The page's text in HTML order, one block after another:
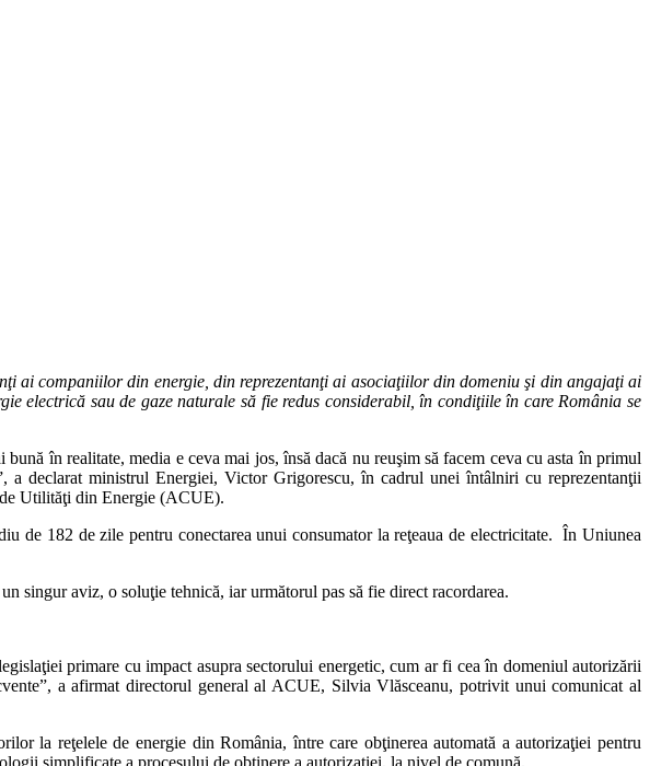
ai companiilor din energie, din reprezentanţi ai asociaţiilor din domeniu şi din angajaţi ai
electrică sau de gaze naturale să fie redus considerabil, în condiţiile în care România se
în realitate, media e ceva mai jos, însă dacă nu reuşim să facem ceva cu asta în primul
declarat ministrul Energiei, Victor Grigorescu, în cadrul unei întâlniri cu reprezentanţii
Utilităţi din Energie (ACUE).
de 182 de zile pentru conectarea unui consumator la reţeaua de electricitate. În Uniunea
singur aviz, o soluţie tehnică, iar următorul pas să fie direct racordarea.
primare cu impact asupra sectorului energetic, cum ar fi cea în domeniul autorizării
a afirmat directorul general al ACUE, Silvia Vlăsceanu, potrivit unui comunicat al
la reţelele de energie din România, între care obţinerea automată a autorizaţiei pentru
simplificate a procesului de obţinere a autorizaţiei, la nivel de comună.